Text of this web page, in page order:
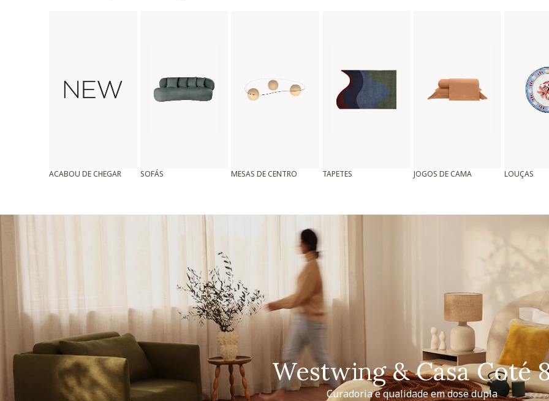
ACABOU DE CHEGAR SOFÁS MESAS DE CENTRO TAPETES JOGOS DE CAMA LOUÇAS
Westwing & Casa Coté
Curadoria e qualidade em dose dupla